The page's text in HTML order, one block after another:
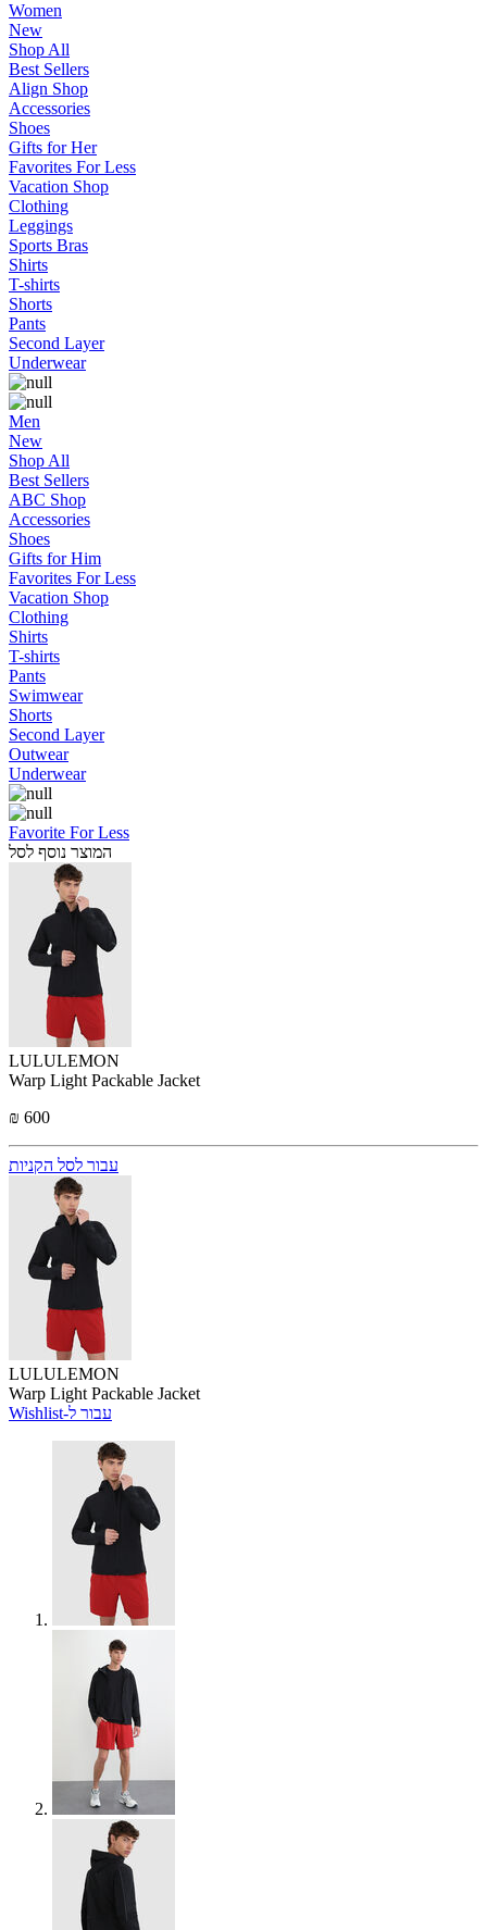
Women
New
Shop All
Best Sellers
Align Shop
Accessories
Shoes
Gifts for Her
Favorites For Less
Vacation Shop
Clothing
Leggings
Sports Bras
Shirts
T-shirts
Shorts
Pants
Second Layer
Underwear
Men
New
Shop All
Best Sellers
ABC Shop
Accessories
Shoes
Gifts for Him
Favorites For Less
Vacation Shop
Clothing
Shirts
T-shirts
Pants
Swimwear
Shorts
Second Layer
Outwear
Underwear
Favorite For Less
המוצר נוסף לסל
LULULEMON
Warp Light Packable Jacket
₪ 600
עבור לסל הקניות
LULULEMON
Warp Light Packable Jacket
Wishlist-עבור ל